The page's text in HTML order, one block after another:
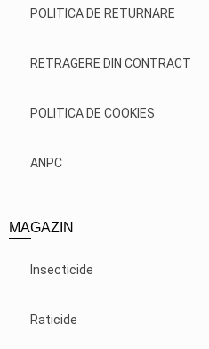
POLITICA DE RETURNARE
RETRAGERE DIN CONTRACT
POLITICA DE COOKIES
ANPC
MAGAZIN
Insecticide
Raticide